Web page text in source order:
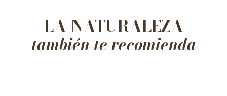
LA NATURALEZA
también te recomienda